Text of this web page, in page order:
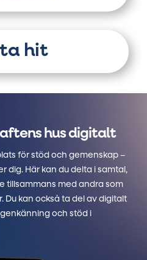
hit
hus digitalt
för stöd och gemenskap –
dig. Här kan du delta i samtal,
tillsammans med andra som
Du kan också ta del av digitalt
och stöd i